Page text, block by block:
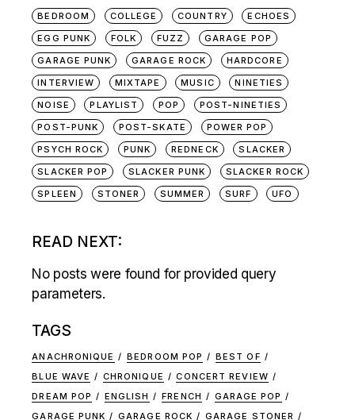
BEDROOM COLLEGE COUNTRY
ECHOES
EGG PUNK
FOLK FUZZ
GARAGE POP
GARAGE PUNK
GARAGE ROCK
HARDCORE
INTERVIEW
MIXTAPE MUSIC
NINETIES
NOISE
PLAYLIST POP
POST-NINETIES
POST-PUNK
POST-SKATE
POWER POP
PSYCH ROCK
PUNK REDNECK
SLACKER
SLACKER POP
SLACKER PUNK
SLACKER ROCK
SPLEEN
STONER SUMMER SURF UFO
READ NEXT:
No posts were found for provided query
parameters.
TAGS
ANACHRONIQUE BEDROOM POP
BEST OF
BLUE WAVE
CHRONIQUE
CONCERT REVIEW
DREAM POP
ENGLISH FRENCH
GARAGE POP
GARAGE PUNK
GARAGE ROCK
GARAGE STONER